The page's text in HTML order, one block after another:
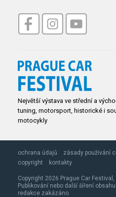
Největší výstava ve střední a
tuning, motorsport, historické i
motocykly
ochrana údajů zásady použivání
copyright
kontakty
Copyright 2026 Prague Car Festival,
Publikování nebo další šíření
redakce zakázáno.